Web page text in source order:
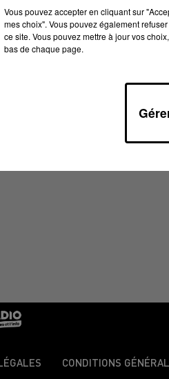
À 08H00
du 19/09/2025
CONDITIONS
Vous pouvez accepter en cliquant sur
mes choix". Vous pouvez également
ce site. Vous pouvez mettre à jour vos
bas de chaque page.